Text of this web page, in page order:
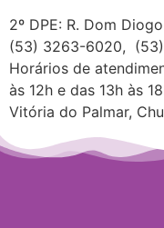
2º DPE: R. Dom
(53) 3263-6020,
Horários de
às 12h e das 13h às
Vitória do Palmar,